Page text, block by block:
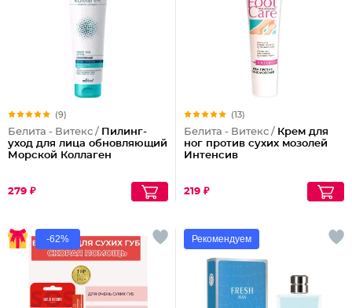
(9)
Белита - Витекс / Пилинг-
уход для лица обновляющий
Морской Коллаген
279 ₽
(13)
Белита - Витекс / Крем для
ног против сухих мозолей
Интенсив
219 ₽
-62% Рекомендуем